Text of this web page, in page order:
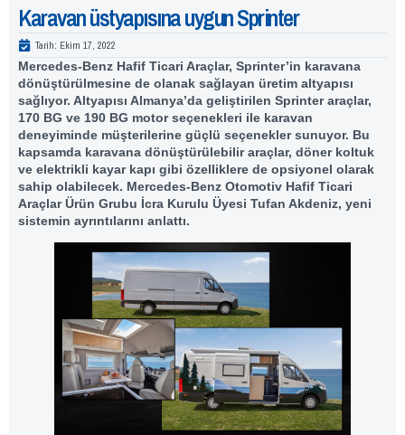
Karavan üstyapısına uygun Sprinter
Tarih: Ekim 17, 2022
Mercedes-Benz Hafif Ticari Araçlar, Sprinter’in karavana
dönüştürülmesine de olanak sağlayan üretim altyapısı
sağlıyor. Altyapısı Almanya’da geliştirilen Sprinter araçlar,
170 BG ve 190 BG motor seçenekleri ile karavan
deneyiminde müşterilerine güçlü seçenekler sunuyor. Bu
kapsamda karavana dönüştürülebilir araçlar, döner koltuk
ve elektrikli kayar kapı gibi özelliklere de opsiyonel olarak
sahip olabilecek. Mercedes-Benz Otomotiv Hafif Ticari
Araçlar Ürün Grubu İcra Kurulu Üyesi Tufan Akdeniz, yeni
sistemin ayrıntılarını anlattı.